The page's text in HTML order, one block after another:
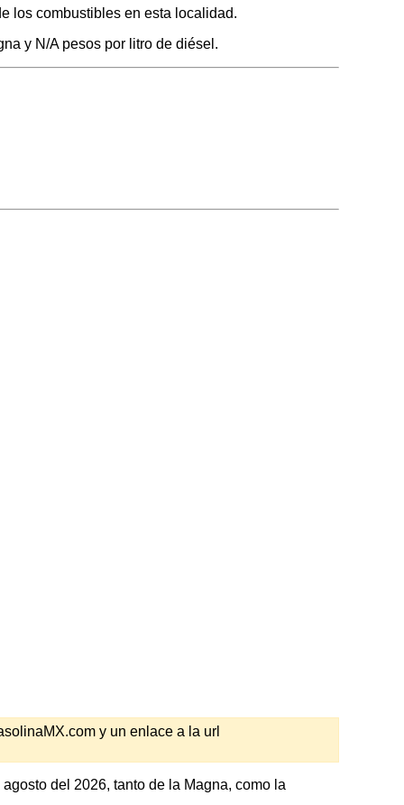
los combustibles en esta localidad.
y N/A pesos por litro de diésel.
y un enlace a la url
del 2026, tanto de la Magna, como la